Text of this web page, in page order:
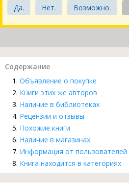
Да. Нет. Возможно.
Содержание
Объявление о покупке
Книги этих же авторов
Наличие в библиотеках
Рецензии и отзывы
Похожие книги
Наличие в магазинах
Информация от пользователей
Книга находится в категориях